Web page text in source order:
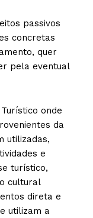
passivos
concretas
quer
pela eventual
onde
da
utilizadas,
e
turístico,
cultural
direta e
utilizam a